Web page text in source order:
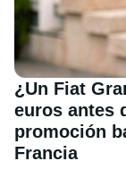
¿Un Fiat
euros antes
promoción
Francia